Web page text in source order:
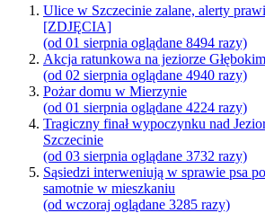
Ulice w Szczecinie zalane, alerty
[ZDJĘCIA]
(od 01 sierpnia oglądane 8494 razy)
Akcja ratunkowa na jeziorze
(od 02 sierpnia oglądane 4940 razy)
Pożar domu w Mierzynie
(od 01 sierpnia oglądane 4224 razy)
Tragiczny finał wypoczynku nad
Szczecinie
(od 03 sierpnia oglądane 3732 razy)
Sąsiedzi interweniują w sprawie psa
samotnie w mieszkaniu
(od wczoraj oglądane 3285 razy)